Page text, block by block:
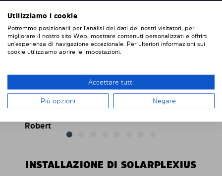
"Consegna veloce e facile installazione, due
grandi finestrini posteriori e due piccoli finestrini
posteriori sulle porte posteriori di un Renault
rimontarli, altrettanto facile. Difficile da fallisce
con l'installazione. Penso che questi sembrino
più intelligenti delle pellicole protettive che
attacchi direttamente alla finestra. "
Robert
INSTALLAZIONE DI SOLARPLEXIUS
Utilizziamo i cookie
Potremmo posizionarli per l'analisi dei dati dei nostri visitatori, per
migliorare il nostro sito Web, mostrare contenuti personalizzati e offrirti
un'esperienza di navigazione eccezionale. Per ulteriori informazioni sui
cookie utilizziamo aprire le impostazioni.
Accettare tutti
Più opzioni Negare